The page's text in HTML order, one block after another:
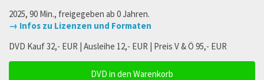
2025, 90 Min., freigegeben ab 0 Jahren.
→ Infos zu Lizenzen und Formaten
DVD Kauf 32,- EUR | Ausleihe 12,- EUR | Preis V & Ö 95,- EUR
DVD in den Warenkorb